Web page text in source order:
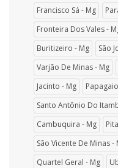
Francisco Sá - Mg
Fronteira Dos Vales -
Buritizeiro - Mg
São
Varjão De Minas - Mg
Jacinto - Mg
Santo Antônio Do
Cambuquira - Mg
São Vicente De Minas -
Quartel Geral - Mg